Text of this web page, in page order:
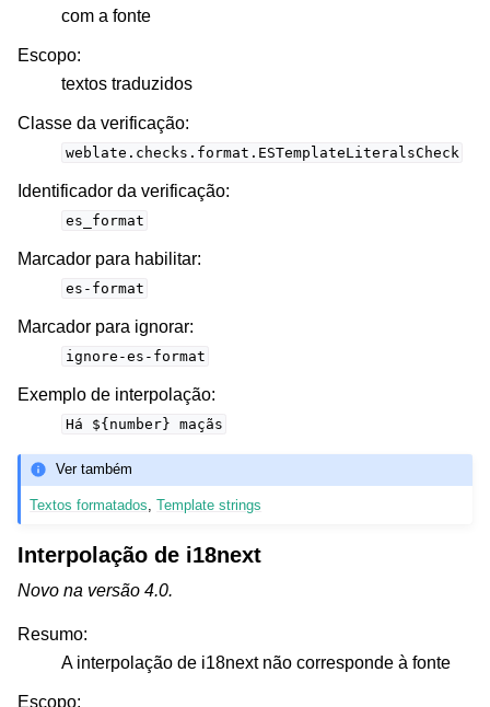
com a fonte
Escopo:
textos traduzidos
Classe da verificação:
weblate.checks.format.ESTemplateLiteralsCheck
Identificador da verificação:
es_format
Marcador para habilitar:
es-format
Marcador para ignorar:
ignore-es-format
Exemplo de interpolação:
Há ${number} maçãs
Ver também
Textos formatados ,Template strings
Interpolação de i18next
Novo na versão 4.0.
Resumo:
A interpolação de i18next não corresponde à fonte
Escopo: